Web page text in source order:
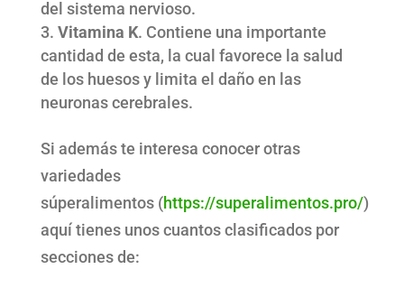
del sistema nervioso.
Vitamina K. Contiene una importante
cantidad de esta, la cual favorece la salud
de los huesos y limita el daño en las
neuronas cerebrales.
Si además te interesa conocer otras
variedades
súperalimentos (https://superalimentos.pro/)
aquí tienes unos cuantos clasificados por
secciones de: